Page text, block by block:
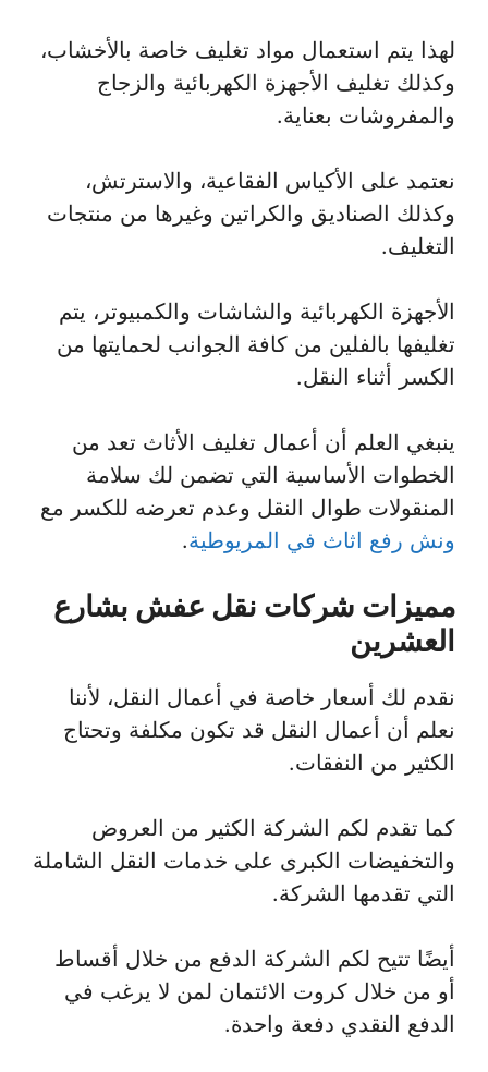
لهذا يتم استعمال مواد تغليف خاصة بالأخشاب،
وكذلك تغليف الأجهزة الكهربائية والزجاج
والمفروشات بعناية.
نعتمد على الأكياس الفقاعية، والاسترتش،
وكذلك الصناديق والكراتين وغيرها من منتجات
التغليف.
الأجهزة الكهربائية والشاشات والكمبيوتر، يتم
تغليفها بالفلين من كافة الجوانب لحمايتها من
الكسر أثناء النقل.
ينبغي العلم أن أعمال تغليف الأثاث تعد من
الخطوات الأساسية التي تضمن لك سلامة
المنقولات طوال النقل وعدم تعرضه للكسر مع
ونش رفع اثاث في المريوطية.
مميزات شركات نقل عفش بشارع
العشرين
نقدم لك أسعار خاصة في أعمال النقل، لأننا
نعلم أن أعمال النقل قد تكون مكلفة وتحتاج
الكثير من النفقات.
كما تقدم لكم الشركة الكثير من العروض
والتخفيضات الكبرى على خدمات النقل الشاملة
التي تقدمها الشركة.
أيضًا تتيح لكم الشركة الدفع من خلال أقساط
أو من خلال كروت الائتمان لمن لا يرغب في
الدفع النقدي دفعة واحدة.